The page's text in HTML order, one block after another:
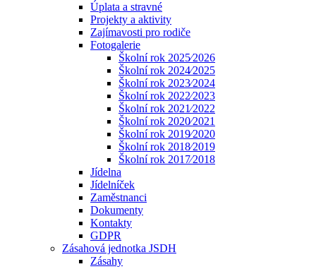
Úplata a stravné
Projekty a aktivity
Zajímavosti pro rodiče
Fotogalerie
Školní rok 2025⁄2026
Školní rok 2024⁄2025
Školní rok 2023⁄2024
Školní rok 2022⁄2023
Školní rok 2021⁄2022
Školní rok 2020⁄2021
Školní rok 2019⁄2020
Školní rok 2018⁄2019
Školní rok 2017⁄2018
Jídelna
Jídelníček
Zaměstnanci
Dokumenty
Kontakty
GDPR
Zásahová jednotka JSDH
Zásahy